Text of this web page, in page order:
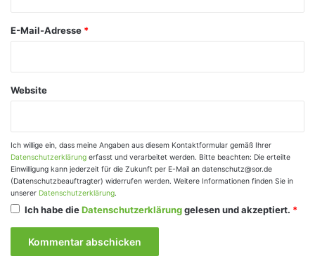
E-Mail-Adresse *
Website
Ich willige ein, dass meine Angaben aus diesem Kontaktformular gemäß Ihrer
Datenschutzerklärung erfasst und verarbeitet werden. Bitte beachten: Die erteilte
Einwilligung kann jederzeit für die Zukunft per E-Mail an datenschutz@sor.de
(Datenschutzbeauftragter) widerrufen werden. Weitere Informationen finden Sie in
unserer Datenschutzerklärung.
Ich habe dieDatenschutzerklärunggelesen und akzeptiert. *